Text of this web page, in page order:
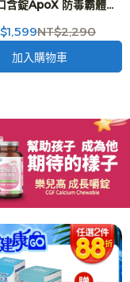
含錠ApoX 防毒霸體外
防護再升級
NT$2,290
加入購物車